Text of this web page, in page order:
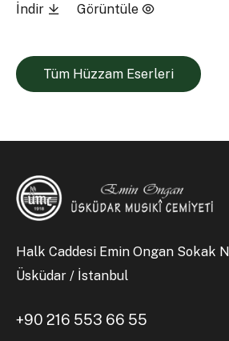
İndir Görüntüle
Tüm Hüzzam Eserleri
Halk Caddesi Emin Ongan Sokak
Üsküdar / İstanbul
+90 216 553 66 55